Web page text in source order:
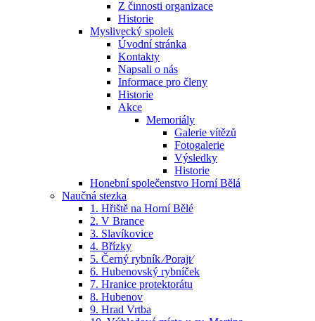
Z činnosti organizace
Historie
Myslivecký spolek
Úvodní stránka
Kontakty
Napsali o nás
Informace pro členy
Historie
Akce
Memoriály
Galerie vítězů
Fotogalerie
Výsledky
Historie
Honební společenstvo Horní Bělá
Naučná stezka
1. Hřiště na Horní Bělé
2. V Brance
3. Slavíkovice
4. Břízky
5. Černý rybník ⁄Porajt⁄
6. Hubenovský rybníček
7. Hranice protektorátu
8. Hubenov
9. Hrad Vrtba